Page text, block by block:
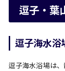
逗子・葉
逗子海水浴
逗子海水浴場は、